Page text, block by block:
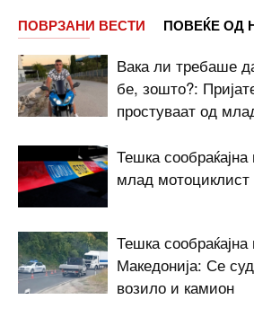
ПОВРЗАНИ ВЕСТИ ПОВЕЌЕ ОД
Вака ли требаше
бе, зошто?:
простуваат од
Тешка сообраќајна
млад мотоциклист
Тешка сообраќајна
Македонија: Се
возило и камион